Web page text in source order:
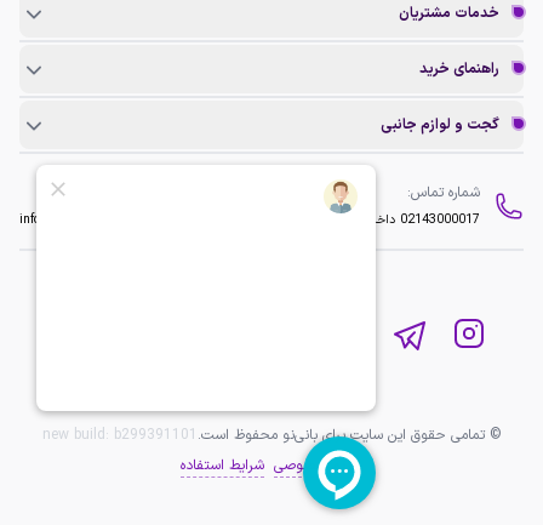
خدمات مشتریان
راهنمای خرید
گجت و لوازم جانبی
شماره تماس:
02143000017 داخلی 2 info@baninopc.com
© تمامی حقوق این سایت برای بانی‌نو محفوظ است. new build: b299391101
حریم خصوصی شرایط استفاده